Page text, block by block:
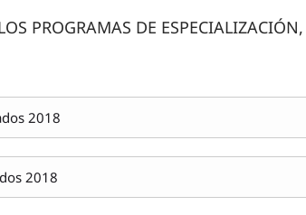
PROGRAMAS DE
2018
2018